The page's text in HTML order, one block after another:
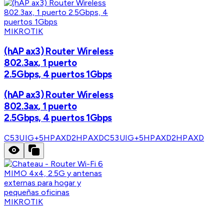
MIKROTIK
(hAP ax3) Router Wireless
802.3ax, 1 puerto
2.5Gbps, 4 puertos 1Gbps
(hAP ax3) Router Wireless
802.3ax, 1 puerto
2.5Gbps, 4 puertos 1Gbps
C53UIG+5HPAXD2HPAXDC53UIG+5HPAXD2HPAXD
MIKROTIK